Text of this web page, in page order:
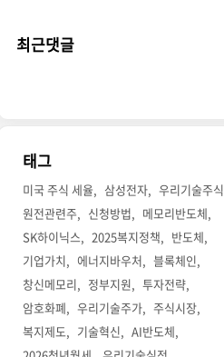
최근댓글
태그
미국 주식 세율 삼성전자
우리기술주식
원전관련주
신청방법
메모리반도체
SK하이닉스
2025복지정책
반도체
기업가치
에너지바우처
블록체인
창신메모리
정부지원
투자전략
암호화폐
우리기술주가
주식시장
복지제도
기술혁신
AI반도체